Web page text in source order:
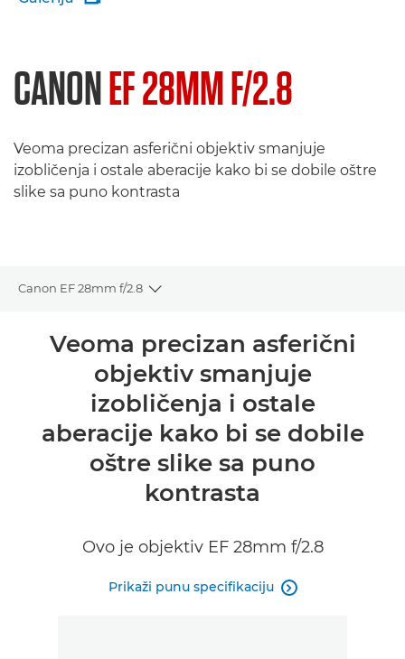
CANONEF 28MM F/2.8
Veoma precizan asferični objektiv smanjuje
izobličenja i ostale aberacije kako bi se dobile oštre
slike sa puno kontrasta
Canon EF 28mm f/2.8
Toggle breadcrumbs
PregledVeoma precizan asferični
objektiv smanjuje
izobličenja i ostale
aberacije kako bi se dobile
oštre slike sa puno
kontrasta
Ovo je objektiv EF 28mm f/2.8
Prikaži punu specifikaciju 